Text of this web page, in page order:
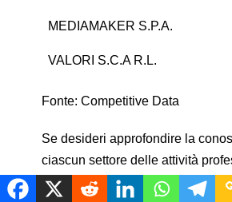
MEDIAMAKER S.P.A.
VALORI S.C.A R.L.
Fonte: Competitive Data
Se desideri approfondire la
ciascun settore delle attività
società di consulenza,
e le